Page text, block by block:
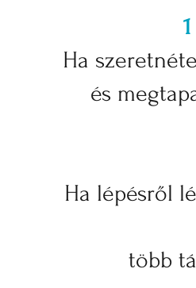
Ha
és
Ha lépésről
több